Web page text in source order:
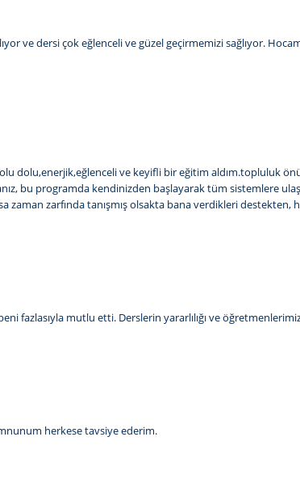
ve dersi çok eğlenceli ve güzel geçirmemizi sağlıyor.
dolu,enerjik,eğlenceli ve keyifli bir eğitim aldım.topluluk
bu programda kendinizden başlayarak tüm sistemlere
zarfında tanışmış olsakta bana verdikleri destekten,
fazlasıyla mutlu etti. Derslerin yararlılığı ve
herkese tavsiye ederim.